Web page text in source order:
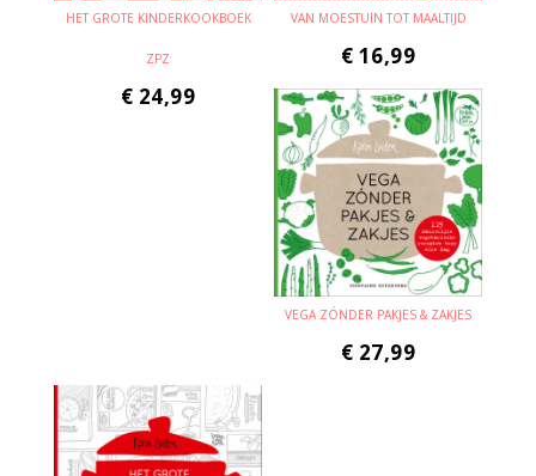
HET GROTE KINDERKOOKBOEK
ZPZ
€ 24,99
VAN MOESTUIN TOT MAALTIJD
€ 16,99
VEGA ZÓNDER PAKJES & ZAKJES
€ 27,99